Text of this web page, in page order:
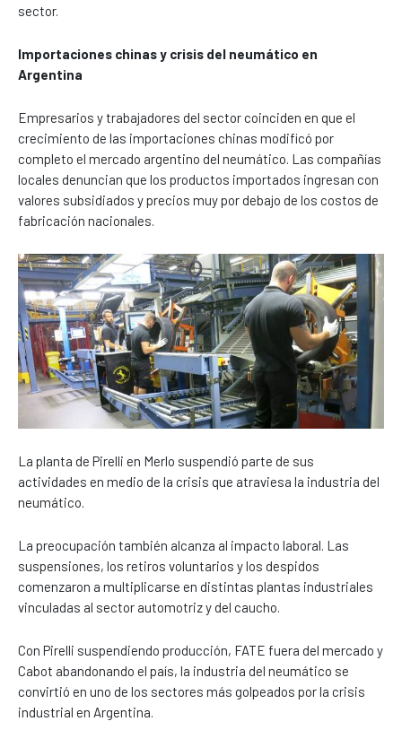
sector.
Importaciones chinas y crisis del neumático en
Argentina
Empresarios y trabajadores del sector coinciden en que el
crecimiento de las importaciones chinas modificó por
completo el mercado argentino del neumático. Las compañías
locales denuncian que los productos importados ingresan con
valores subsidiados y precios muy por debajo de los costos de
fabricación nacionales.
La planta de Pirelli en Merlo suspendió parte de sus
actividades en medio de la crisis que atraviesa la industria del
neumático.
La preocupación también alcanza al impacto laboral. Las
suspensiones, los retiros voluntarios y los despidos
comenzaron a multiplicarse en distintas plantas industriales
vinculadas al sector automotriz y del caucho.
Con Pirelli suspendiendo producción, FATE fuera del mercado y
Cabot abandonando el país, la industria del neumático se
convirtió en uno de los sectores más golpeados por la crisis
industrial en Argentina.